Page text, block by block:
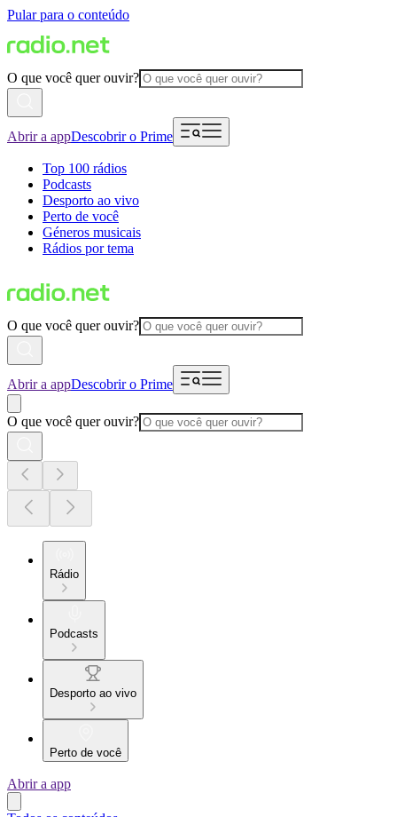
Pular para o conteúdo
O que você quer ouvir?
Abrir a appDescobrir o Prime
Top 100 rádios
Podcasts
Desporto ao vivo
Perto de você
Géneros musicais
Rádios por tema
O que você quer ouvir?
Abrir a appDescobrir o Prime
O que você quer ouvir?
Rádio
Podcasts
Desporto ao vivo
Perto de você
Abrir a app